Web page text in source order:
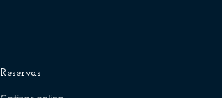
Reservas